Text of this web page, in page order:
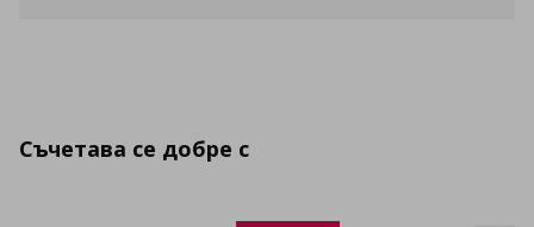
Съчетава се добре с